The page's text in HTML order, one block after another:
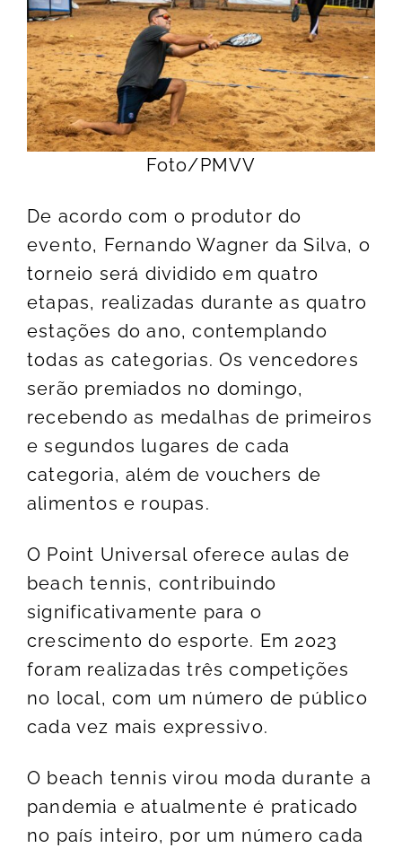
Foto/PMVV
De acordo com o produtor do
evento, Fernando Wagner da Silva, o
torneio será dividido em quatro
etapas, realizadas durante as quatro
estações do ano, contemplando
todas as categorias. Os vencedores
serão premiados no domingo,
recebendo as medalhas de primeiros
e segundos lugares de cada
categoria, além de vouchers de
alimentos e roupas.
O Point Universal oferece aulas de
beach tennis, contribuindo
significativamente para o
crescimento do esporte. Em 2023
foram realizadas três competições
no local, com um número de público
cada vez mais expressivo.
O beach tennis virou moda durante a
pandemia e atualmente é praticado
no país inteiro, por um número cada